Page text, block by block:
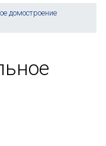
домостроение